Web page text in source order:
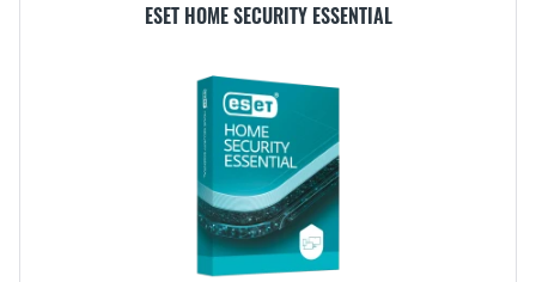
ESET HOME SECURITY ESSENTIAL